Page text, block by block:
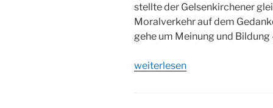
stellte der Gelsenkirchener
Moralverkehr auf dem
gehe um Meinung und
„Butzko
weiterlesen